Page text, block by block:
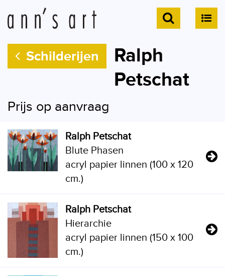
Schilderijen
Ralph
Petschat
Prijs op aanvraag
Ralph Petschat
Blute Phasen
acryl papier linnen (100 x 120
cm.)
Ralph Petschat
Hierarchie
acryl papier linnen (150 x 100
cm.)